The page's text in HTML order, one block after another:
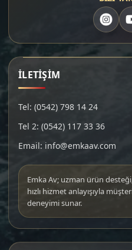
İLETİŞİM
Tel: (0542) 798 14 24
Tel 2: (0542) 117 33 36
Email: info@emkaav.com
Emka Av; uzman ürün
hızlı hizmet anlayışıyla
deneyimi sunar.